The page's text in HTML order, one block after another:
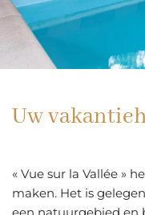
Uw
« Vue sur la Vallée »
maken. Het is